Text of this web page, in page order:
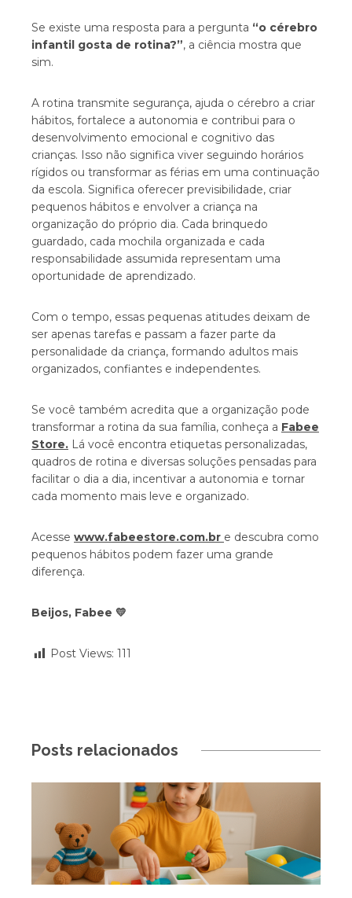
Se existe uma resposta para a pergunta “o cérebro
infantil gosta de rotina?”, a ciência mostra que
sim.
A rotina transmite segurança, ajuda o cérebro a criar
hábitos, fortalece a autonomia e contribui para o
desenvolvimento emocional e cognitivo das
crianças. Isso não significa viver seguindo horários
rígidos ou transformar as férias em uma continuação
da escola. Significa oferecer previsibilidade, criar
pequenos hábitos e envolver a criança na
organização do próprio dia. Cada brinquedo
guardado, cada mochila organizada e cada
responsabilidade assumida representam uma
oportunidade de aprendizado.
Com o tempo, essas pequenas atitudes deixam de
ser apenas tarefas e passam a fazer parte da
personalidade da criança, formando adultos mais
organizados, confiantes e independentes.
Se você também acredita que a organização pode
transformar a rotina da sua família, conheça a Fabee
Store.Lá você encontra etiquetas personalizadas,
quadros de rotina e diversas soluções pensadas para
facilitar o dia a dia, incentivar a autonomia e tornar
cada momento mais leve e organizado.
Acesse www.fabeestore.com.br e descubra como
pequenos hábitos podem fazer uma grande
diferença.
Beijos, Fabee 💛
Post Views: 111
Posts relacionados